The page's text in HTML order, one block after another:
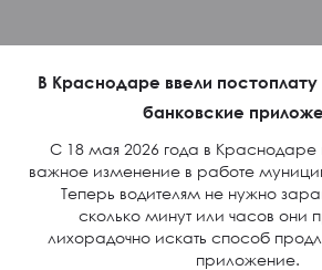
В Краснодаре ввели
банковские
С 18 мая 2026 года в Краснодаре
важное изменение в работе
Теперь водителям не нужно
сколько минут или часов они
лихорадочно искать способ
приложение.